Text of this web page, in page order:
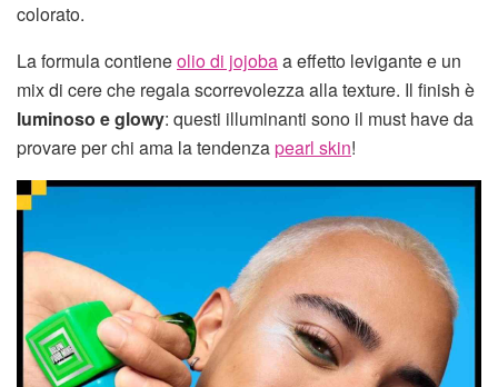
colorato.
La formula contieneolio di jojobaa effetto levigante e un
mix di cere che regala scorrevolezza alla texture. Il finish è
luminoso e glowy: questi illuminanti sono il must have da
provare per chi ama la tendenzapearl skin!